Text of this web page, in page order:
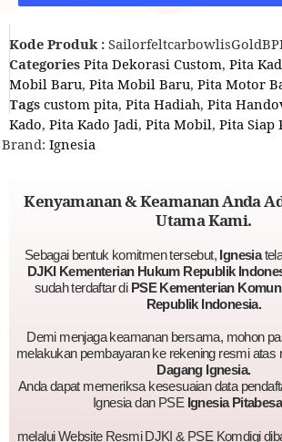
Kode Produk :
Categories Pita Dekorasi Custom, Pita
Mobil Baru, Pita Mobil Baru, Pita Motor
Tags custom pita, Pita Hadiah, Pita
Kado, Pita Kado Jadi, Pita Mobil, Pita Siap
Brand: Ignesia
Kenyamanan & Keamanan Anda
Utama Kami.
Sebagai bentuk komitmen tersebut, Ignesia
DJKI Kementerian Hukum Republik
sudah terdaftar di PSE Kementerian
Republik Indonesia.
Demi menjaga keamanan bersama, mohon
melakukan pembayaran ke rekening resmi atas
Dagang Ignesia.
Anda dapat memeriksa kesesuaian data
Ignesia dan PSE Ignesia
melalui Website Resmi DJKI & PSE Komdigi